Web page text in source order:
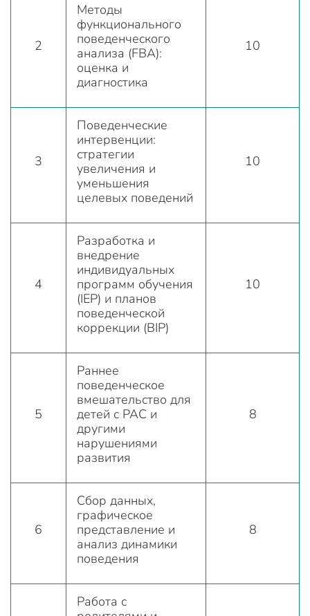
2
Методы
функционального
поведенческого
анализа (FBA):
оценка и
диагностика
10
3
Поведенческие
интервенции:
стратегии
увеличения и
уменьшения
целевых поведений
10
4
Разработка и
внедрение
индивидуальных
программ обучения
(IEP) и планов
поведенческой
коррекции (BIP)
10
5
Раннее
поведенческое
вмешательство для
детей с РАС и
другими
нарушениями
развития
8
6
Сбор данных,
графическое
представление и
анализ динамики
поведения
8
Работа с